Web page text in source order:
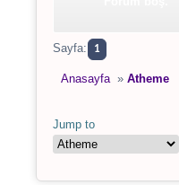
Sayfa: 1
Anasayfa » Atheme
Jump to